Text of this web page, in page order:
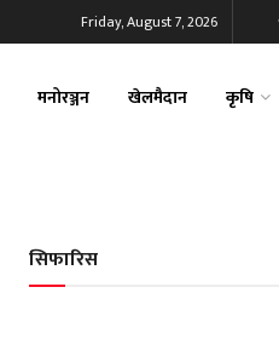
Friday, August 7, 2026
मनोरञ्जन खेलमैदान कृषि
सिफारिस